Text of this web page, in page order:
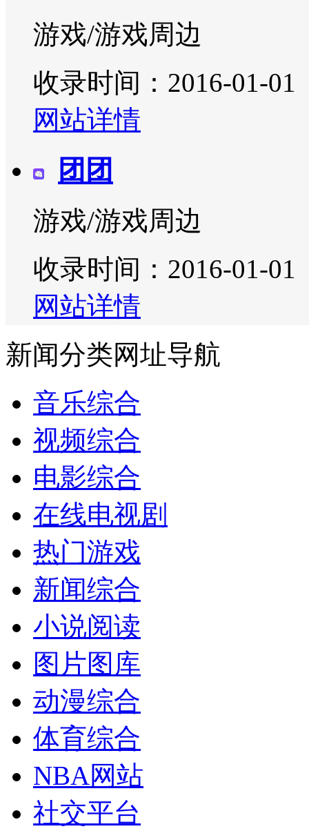
游戏/游戏周边
收录时间：2016-01-01
网站详情
团团
游戏/游戏周边
收录时间：2016-01-01
网站详情
新闻分类网址导航
音乐综合
视频综合
电影综合
在线电视剧
热门游戏
新闻综合
小说阅读
图片图库
动漫综合
体育综合
NBA网站
社交平台